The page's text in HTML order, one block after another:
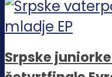
Srpske